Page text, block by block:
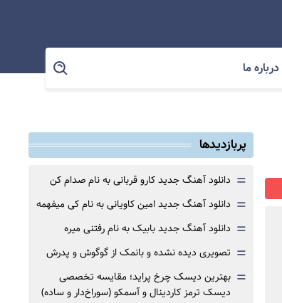
درباره ما
پربازدیدها
= دانلود آهنگ جدید کارو قربانی به نام صدام کن
= دانلود آهنگ جدید امین کاویانی به نام کی میفهمه
= دانلود آهنگ جدید بابیک به نام رفتنی میره
= تصویری دیده نشده و بانمک از گوگوش و پدرش
= بهترین دیسک چرخ پراید؛ مقایسه تخصصی
دیسک ترمز کاردینال و آسمکو (سوراخ‌دار و ساده)